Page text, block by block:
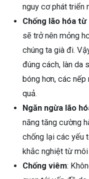
nguy cơ phát triển
Chống lão hóa
sẽ trở nên mỏng
chúng ta già đi.
đúng cách, làn da
bóng hơn, các
quả.
Ngăn ngừa lão
năng tăng cường
chống lại các yếu
khắc nghiệt từ
Chống viêm: